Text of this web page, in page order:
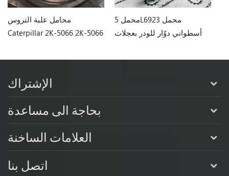
محامل علبة التروس
Caterpillar 2K-5066 2K-5066
محمل 5L6923 محمل
أسطواني دوّار للودر بعجلات
الإشتراك
بحاجة الى مساعدة
العلامات الساخنة
اتصل بنا